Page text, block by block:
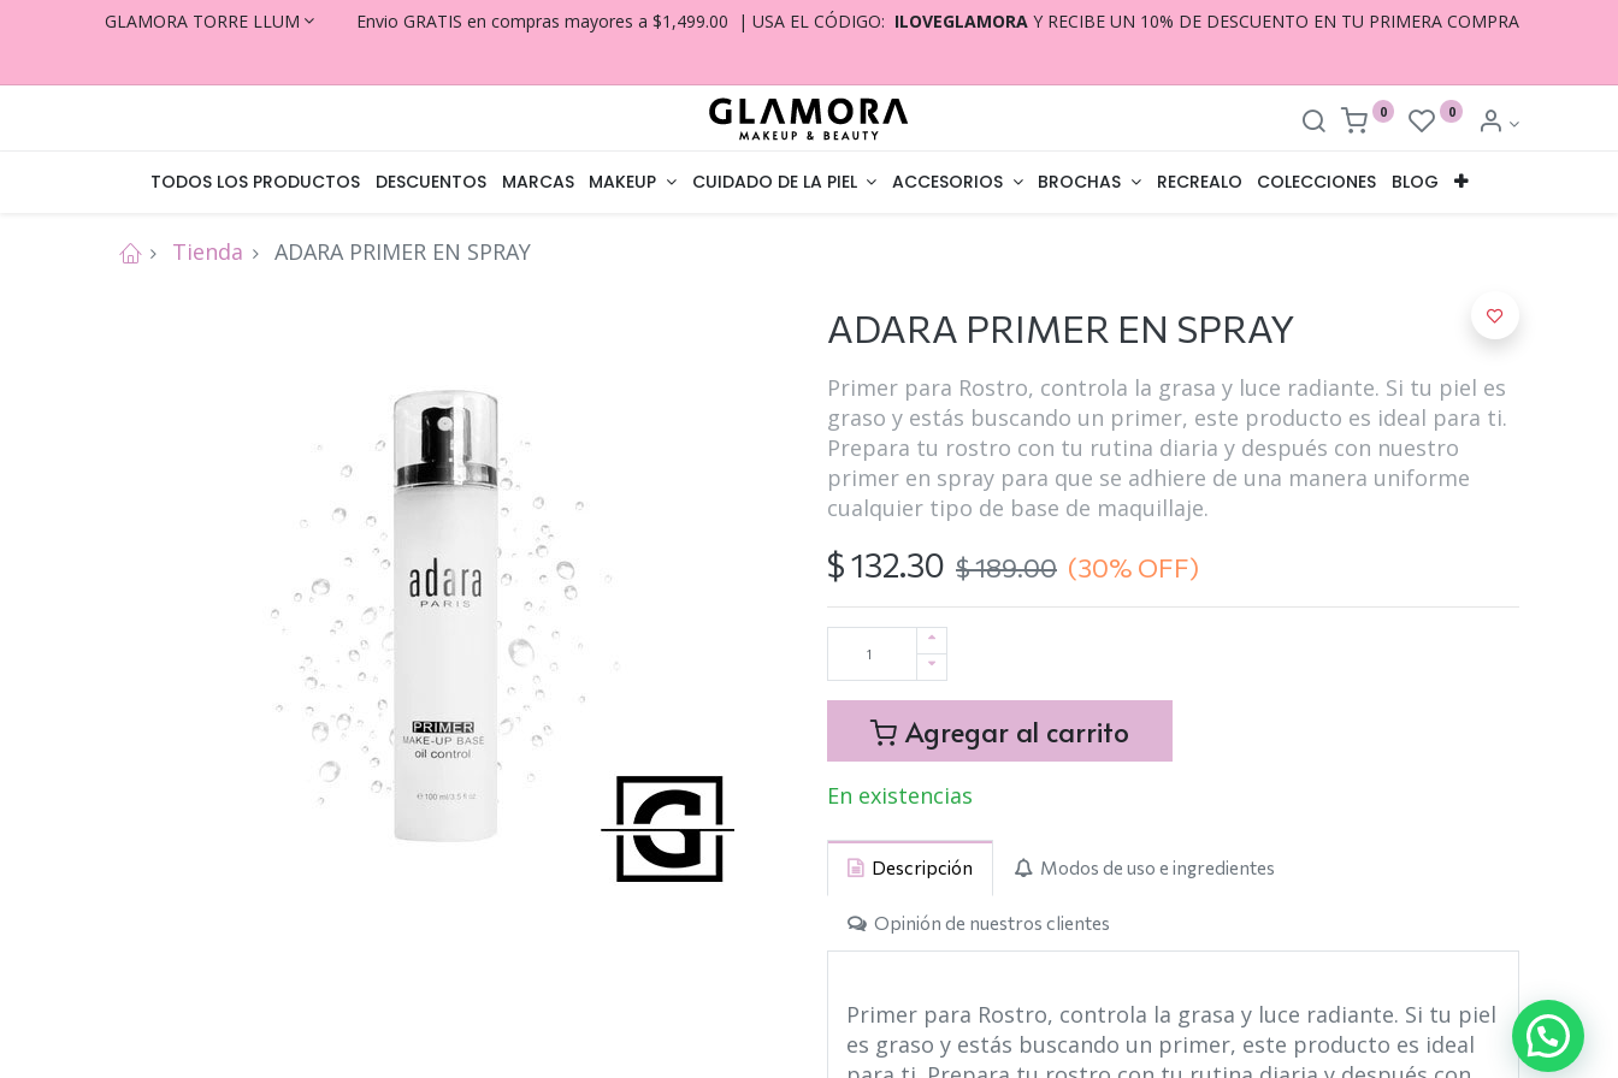
GLAMORA TORRE LLUM Envio GRATIS en compras mayores a $1,499.00 | USA EL CÓDIGO: ILOVEGLAMORA Y RECIBE UN 10% DE DESCUENTO EN TU PRIMERA COMPRA
0 0
TODOS LOS PRODUCTOS DESCUENTOS MARCAS MAKEUP CUIDADO DE LA PIEL ACCESORIOS BROCHAS RECREALO COLECCIONES BLOG
Tienda ADARA PRIMER EN SPRAY
ADARA PRIMER EN SPRAY
Primer para Rostro, controla la grasa y luce radiante. Si tu piel es
graso y estás buscando un primer, este producto es ideal para ti.
Prepara tu rostro con tu rutina diaria y después con nuestro
primer en spray para que se adhiere de una manera uniforme
cualquier tipo de base de maquillaje.
$132.30 $189.00 (30% OFF)
Agregar al carrito
En existencias
Descripción Modos de uso e ingredientes
Opinión de nuestros clientes
Primer para Rostro, controla la grasa y luce radiante. Si tu piel
es graso y estás buscando un primer, este producto es ideal